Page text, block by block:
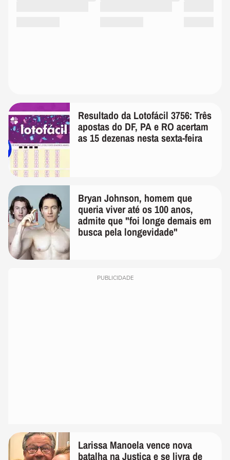
Resultado da Lotofácil 3756: Três
apostas do DF, PA e RO acertam
as 15 dezenas nesta sexta-feira
Bryan Johnson, homem que
queria viver até os 100 anos,
admite que "foi longe demais em
busca pela longevidade"
PUBLICIDADE
Larissa Manoela vence nova
batalha na Justiça e se livra de